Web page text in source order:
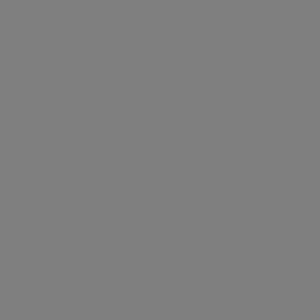
e metodologias
Stage Gate, Agile
de projetos (por
alocação
à liderança
do PMO e